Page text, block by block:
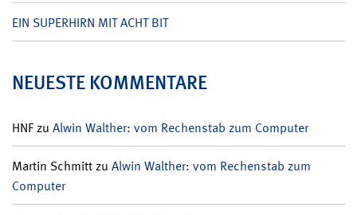
EIN SUPERHIRN MIT ACHT BIT
NEUESTE KOMMENTARE
HNFzu Alwin Walther: vom Rechenstab zum Computer
Martin Schmittzu Alwin Walther: vom Rechenstab zum
Computer